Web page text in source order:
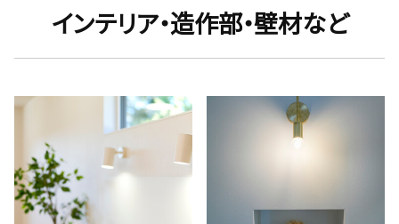
インテリア・造作部・壁材など